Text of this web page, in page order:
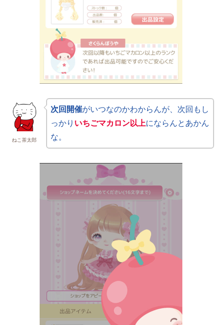
ねこ茶太郎
次回開催がいつなのかわからんが、次回もし
っかり いちごマカロン以上にならんとあかん
な。